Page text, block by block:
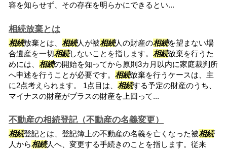
容を知らせず、その存在を明らかにできるとい...
相続放棄とは
相続放棄とは、 相続人が被相続人の財産の相続を望まない場
合遺産を一切相続しないことを指します。 相続放棄を行うた
めには、 相続の開始を知ってから原則3カ月以内に家庭裁判所
へ申述を行うことが必要です。 相続放棄を行うケースは、主
に2点考えられます。 1点目は、 相続する予定の財産のうち、
マイナスの財産がプラスの財産を上回って...
不動産の相続登記（不動産の名義変更）
相続登記とは、登記簿上の不動産の名義を亡くなった被相続
人から相続人へ、変更する手続きのことを指します。従来